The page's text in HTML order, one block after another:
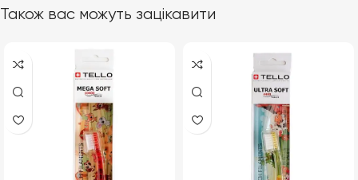
Також вас можуть зацікавити